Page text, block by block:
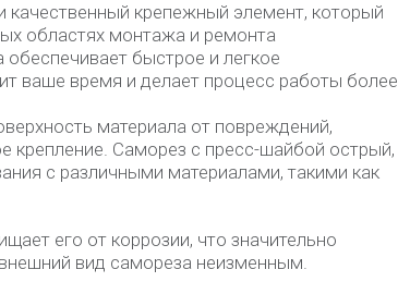
крепежный элемент, который
областях монтажа и ремонта
быстрое и легкое
ваше время и делает процесс работы более
материала от повреждений,
крепление. Саморез с пресс-шайбой острый,
с различными материалами, такими как
его от коррозии, что значительно
вид самореза неизменным.